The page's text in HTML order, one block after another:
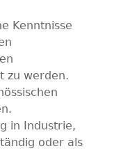
Kenntnisse
zu werden.
in Industrie,
oder als